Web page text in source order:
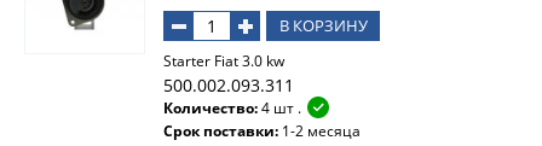
В КОРЗИНУ
Starter Fiat 3.0 kw
500.002.093.311
Количество:4 шт .
Срок поставки: 1-2 месяца